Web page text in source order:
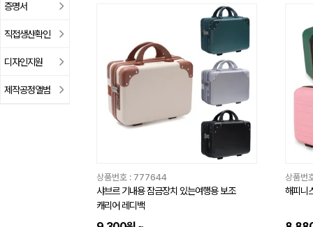
증명서
직접생산확인
디자인지원
제작공정앨범
상품번호 : 777644
샤브르 기내용 잠금장치 있는여행용 보조
캐리어 레디백
상품번
해피니